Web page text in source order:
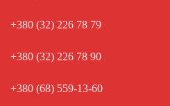
+380 (32) 226 78 79
+380 (32) 226 78 90
+380 (68) 559-13-60